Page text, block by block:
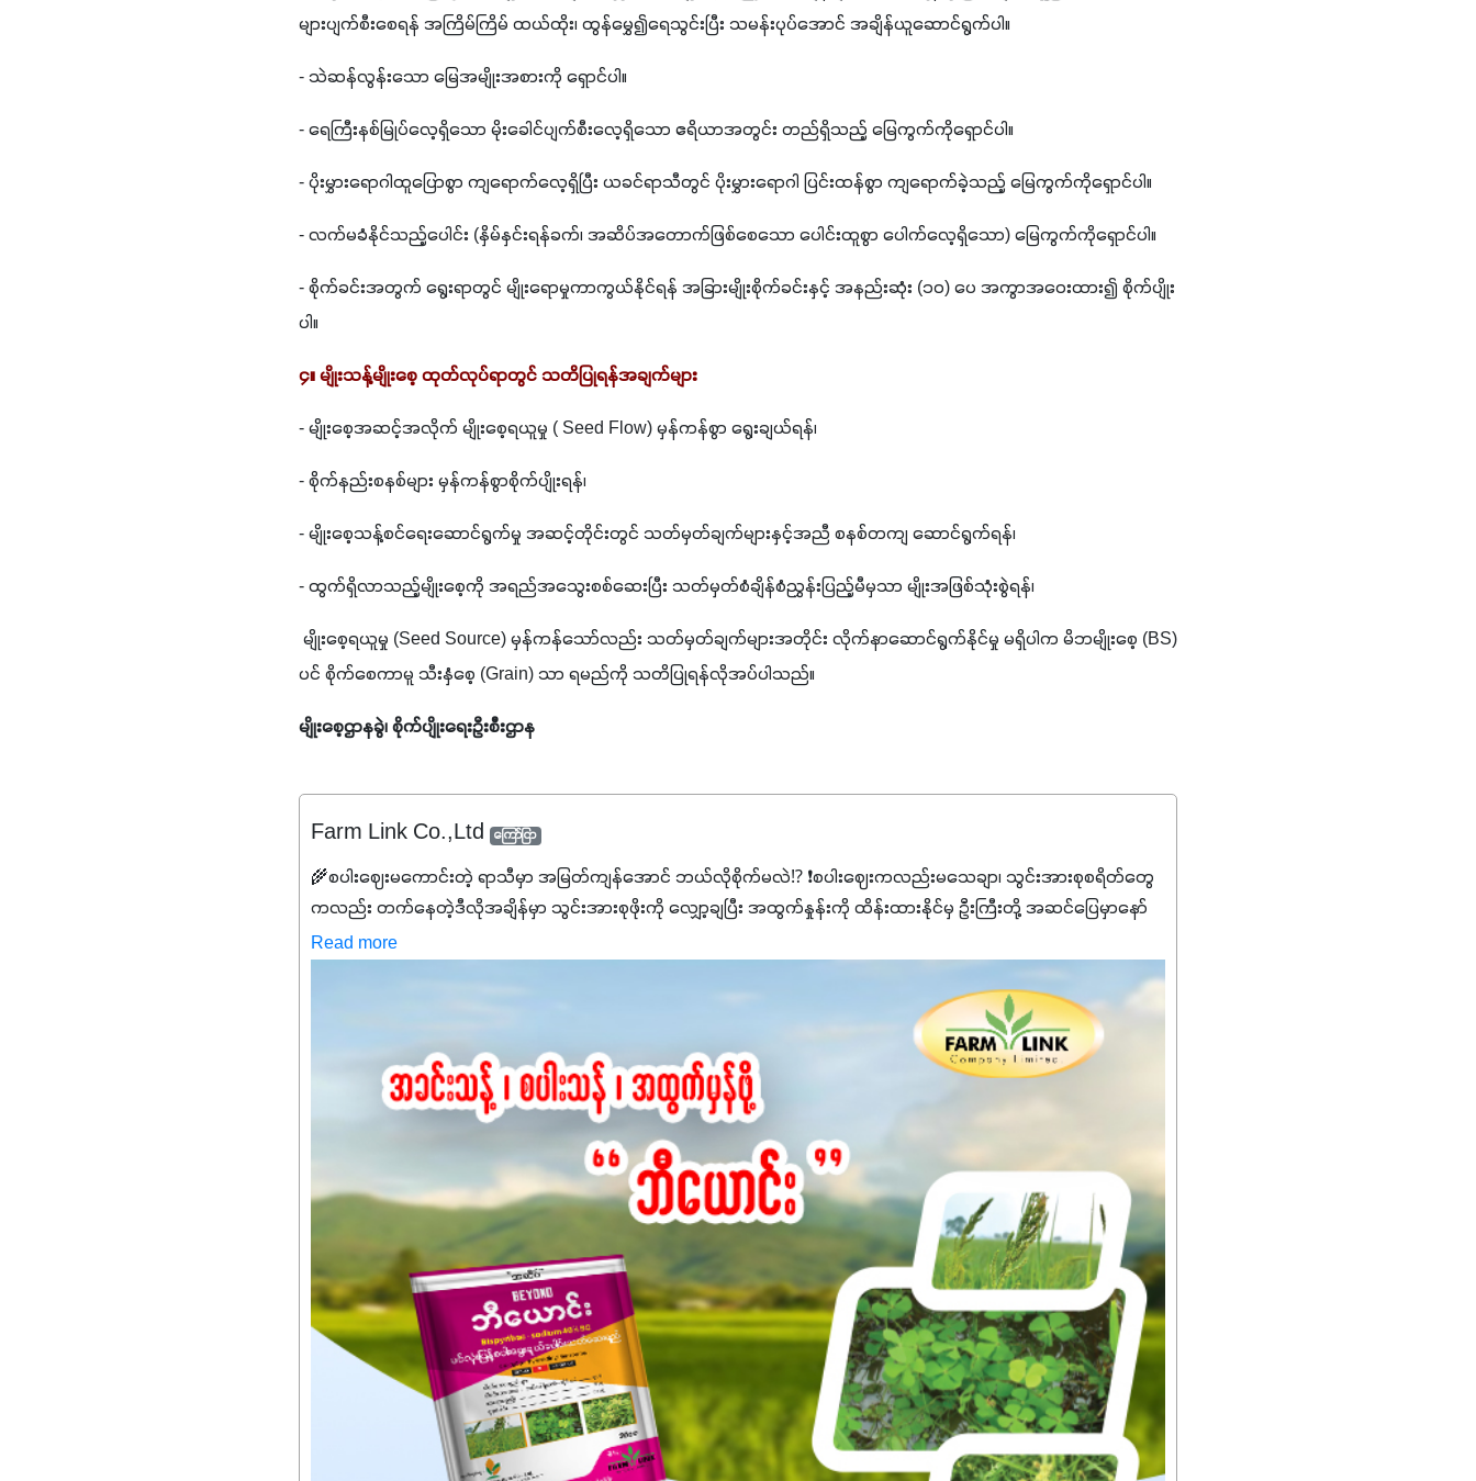
များပျက်စီးစေရန် အကြိမ်ကြိမ် ထယ်ထိုး၊ ထွန်မွှေ၍ရေသွင်းပြီး သမန်းပုပ်အောင် အချိန်ယူဆောင်ရွက်ပါ။
- သဲဆန်လွန်းသော မြေအမျိုးအစားကို ရှောင်ပါ။
- ရေကြီးနစ်မြုပ်လေ့ရှိသော မိုးခေါင်ပျက်စီးလေ့ရှိသော ဧရိယာအတွင်း တည်ရှိသည့် မြေကွက်ကိုရှောင်ပါ။
- ပိုးမွှားရောဂါထူပြောစွာ ကျရောက်လေ့ရှိပြီး ယခင်ရာသီတွင် ပိုးမွှားရောဂါ ပြင်းထန်စွာ ကျရောက်ခဲ့သည့် မြေကွက်ကိုရှောင်ပါ။
- လက်မခံနိုင်သည့်ပေါင်း (နှိမ်နှင်းရန်ခက်၊ အဆိပ်အတောက်ဖြစ်စေသော ပေါင်းထူစွာ ပေါက်လေ့ရှိသော) မြေကွက်ကိုရှောင်ပါ။
- စိုက်ခင်းအတွက် ရွေးရာတွင် မျိုးရောမှုကာကွယ်နိုင်ရန် အခြားမျိုးစိုက်ခင်းနှင့် အနည်းဆုံး (၁၀) ပေ အကွာအဝေးထား၍ စိုက်ပျိုး
ပါ။
၄။ မျိုးသန့်မျိုးစေ့ ထုတ်လုပ်ရာတွင် သတိပြုရန်အချက်များ
- မျိုးစေ့အဆင့်အလိုက် မျိုးစေ့ရယူမှု ( Seed Flow) မှန်ကန်စွာ ရွေးချယ်ရန်၊
- စိုက်နည်းစနစ်များ မှန်ကန်စွာစိုက်ပျိုးရန်၊
- မျိုးစေ့သန့်စင်ရေးဆောင်ရွက်မှု အဆင့်တိုင်းတွင် သတ်မှတ်ချက်များနှင့်အညီ စနစ်တကျ ဆောင်ရွက်ရန်၊
- ထွက်ရှိလာသည့်မျိုးစေ့ကို အရည်အသွေးစစ်ဆေးပြီး သတ်မှတ်စံချိန်စံညွှန်းပြည့်မီမှသာ မျိုးအဖြစ်သုံးစွဲရန်၊
မျိုးစေ့ရယူမှု (Seed Source) မှန်ကန်သော်လည်း သတ်မှတ်ချက်များအတိုင်း လိုက်နာဆောင်ရွက်နိုင်မှု မရှိပါက မိဘမျိုးစေ့ (BS)
ပင် စိုက်စေကာမူ သီးနှံစေ့ (Grain) သာ ရမည်ကို သတိပြုရန်လိုအပ်ပါသည်။
မျိုးစေ့ဌာနခွဲ၊ စိုက်ပျိုးရေးဦးစီးဌာန
Farm Link Co.,Ltd ကြော်ငြာ
🌾စပါးဈေးမကောင်းတဲ့ ရာသီမှာ အမြတ်ကျန်အောင် ဘယ်လိုစိုက်မလဲ⁉️ ❗စပါးဈေးကလည်းမသေချာ၊ သွင်းအားစုစရိတ်တွေ
ကလည်း တက်နေတဲ့ဒီလိုအချိန်မှာ သွင်းအားစုဖိုးကို လျှော့ချပြီး အထွက်နှုန်းကို ထိန်းထားနိုင်မှ ဦးကြီးတို့ အဆင်ပြေမှာနော်
✔️ဒါကြောင့် ကိုယ်သုံးသမျှ ကိုယ့်အတွက်အကျိုးရစေမယ့် အရည်အသွေးစိတ်ချရတဲ့ သွင်းအားစုပစ္စည်းတွေကိုပဲ ရွေးချယ်သုံး
Read more